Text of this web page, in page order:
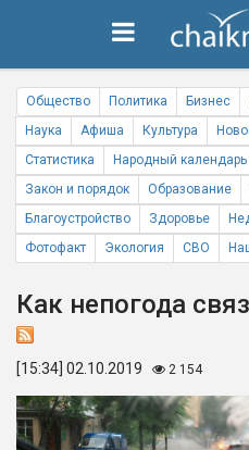
Общество Политика Бизнес
Наука
Афиша Культура
Статистика
Народный календарь
Закон и порядок
Образование
Благоустройство
Здоровье
Фотофакт
Экология СВО
Как непогода
[15:34] 02.10.2019 2 154